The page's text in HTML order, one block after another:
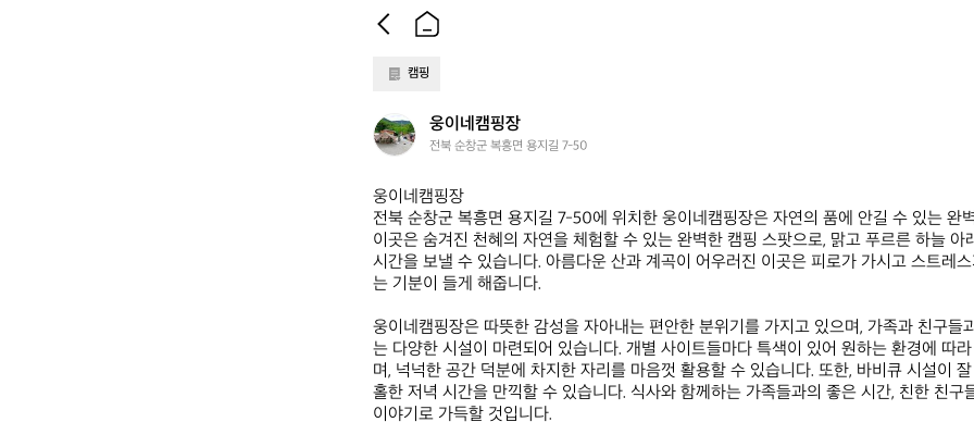
캠핑
웅
이
캠
핑
장
웅이네캠핑장
전북 순창군 복흥면 용지길 7-50
웅이네캠핑장
전북 순창군 복흥면 용지길 7-50에 위치한 웅이네캠핑장은 자연의 품에 안길 수 있는 완
이곳은 숨겨진 천혜의 자연을 체험할 수 있는 완벽한 캠핑 스팟으로, 맑고 푸르른 하늘 아
시간을 보낼 수 있습니다. 아름다운 산과 계곡이 어우러진 이곳은 피로가 가시고 스트레
는 기분이 들게 해줍니다.
웅이네캠핑장은 따뜻한 감성을 자아내는 편안한 분위기를 가지고 있으며, 가족과 친구들
는 다양한 시설이 마련되어 있습니다. 개별 사이트들마다 특색이 있어 원하는 환경에 따
며, 넉넉한 공간 덕분에 차지한 자리를 마음껏 활용할 수 있습니다. 또한, 바비큐 시설이
홀한 저녁 시간을 만끽할 수 있습니다. 식사와 함께하는 가족들과의 좋은 시간, 친한 친구
이야기로 가득할 것입니다.